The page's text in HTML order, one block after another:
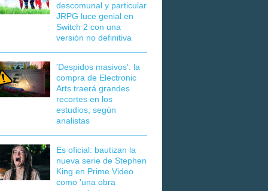
descomunal y particular
JRPG luce genial en
Switch 2 con una
versión no definitiva
'Despidos masivos': la
compra de Electronic
Arts traerá grandes
recortes en los
estudios, según
analistas
Es oficial: bautizan la
nueva serie de Stephen
King en Prime Video
como 'una obra